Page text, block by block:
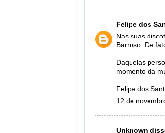
Felipe dos
Nas suas
Barroso. De
Daquelas
momento da
Felipe dos
12 de
Unknown